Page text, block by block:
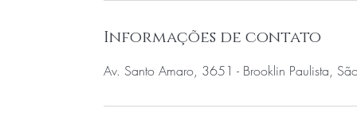
Informações de contato
Av. Santo Amaro, 3651 - Brooklin Paulista,